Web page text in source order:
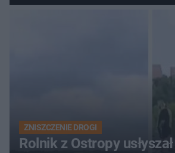
zdecyduje sąd rodzinny
ZNISZCZENIE DROGI
Rolnik z Ostropy